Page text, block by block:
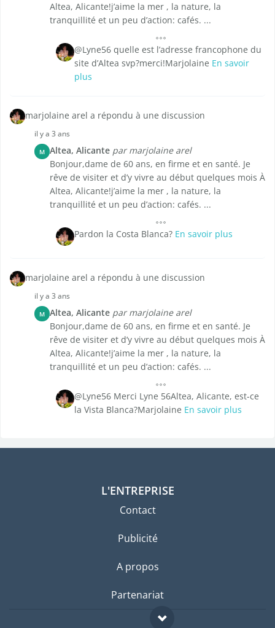
Altea, Alicante!j’aime la mer , la nature, la
tranquillité et un peu d’action: cafés. ...
@Lyne56 quelle est l’adresse francophone du
site d’Altea svp?merci!Marjolaine En savoir
plus
marjolaine arel a répondu à une discussion
il y a 3 ans
M Altea, Alicante par marjolaine arel
Bonjour,dame de 60 ans, en firme et en santé. Je
rêve de visiter et d’y vivre au début quelques mois À
Altea, Alicante!j’aime la mer , la nature, la
tranquillité et un peu d’action: cafés. ...
Pardon la Costa Blanca? En savoir plus
marjolaine arel a répondu à une discussion
il y a 3 ans
M Altea, Alicante par marjolaine arel
Bonjour,dame de 60 ans, en firme et en santé. Je
rêve de visiter et d’y vivre au début quelques mois À
Altea, Alicante!j’aime la mer , la nature, la
tranquillité et un peu d’action: cafés. ...
@Lyne56 Merci Lyne 56Altea, Alicante, est-ce
la Vista Blanca?Marjolaine En savoir plus
L'ENTREPRISE
Contact
Publicité
A propos
Partenariat